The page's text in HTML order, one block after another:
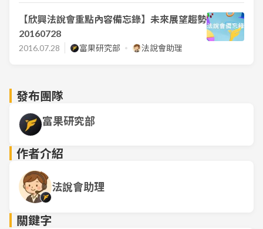
【欣興法說會重點內容備忘錄】未來展望趨勢
20160728
2016.07.28 富果研究部 法說會助理
發布團隊
富果研究部
作者介紹
法說會助理
關鍵字